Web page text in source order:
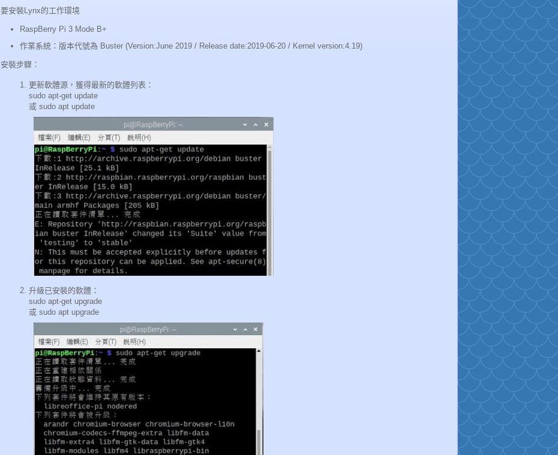
要安裝Lynx的工作環境
RaspBerry Pi 3 Mode B+
作業系統：版本代號為 Buster (Version:June 2019 / Release date:2019-06-20 / Kernel version:4.19)
安裝步驟：
更新軟體源，獲得最新的軟體列表：
sudo apt-get update
或 sudo apt update
升級已安裝的軟體：
sudo apt-get upgrade
或 sudo apt upgrade